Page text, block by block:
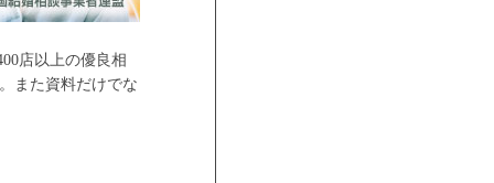
紹介
店以上の優良相
また資料だけでな